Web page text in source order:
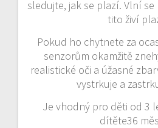
sledujte, jak se plazí. Vlní se
tito živí
Pokud ho chytnete za
senzorům okamžitě
realistické oči a úžasné
vystrkuje a
Je vhodný pro děti od 3
dítěte36